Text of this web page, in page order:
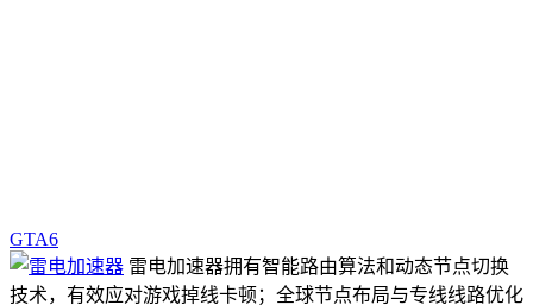
GTA6
雷电加速器拥有智能路由算法和动态节点切换
技术，有效应对游戏掉线卡顿；全球节点布局与专线线路优化